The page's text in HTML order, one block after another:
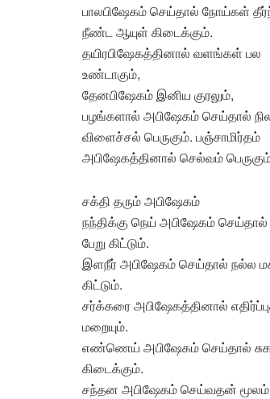
பாலபிஷேகம் செய்தால் நோய்கள்
நீண்ட ஆயுள் கிடைக்கும்.
தயிரபிஷேகத்தினால் வளங்கள் பல
உண்டாகும்,
தேனபிஷேகம் இனிய குரலும்,
பழங்களால் அபிஷேகம் செய்தால்
விளைச்சல் பெருகும். பஞ்சாமிர்தம்
அபிஷேகத்தினால் செல்வம்
சக்தி தரும் அபிஷேகம்
நந்திக்கு நெய் அபிஷேகம் செய்தால்
பேறு கிட்டும்.
இளநீர் அபிஷேகம் செய்தால் நல்ல
கிட்டும்.
சர்க்கரை அபிஷேகத்தினால்
மறையும்.
எண்ணெய் அபிஷேகம் செய்தால்
கிடைக்கும்.
சந்தன அபிஷேகம் செய்வதன் மூலம்